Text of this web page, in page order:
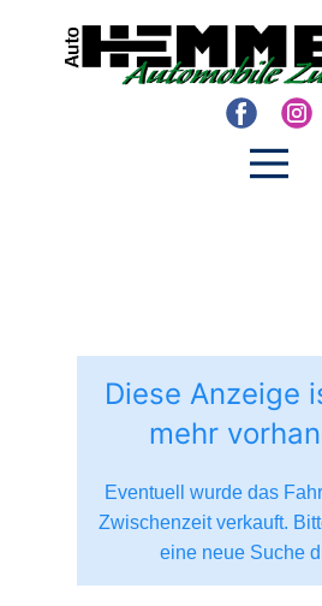
Diese Anzeige
mehr
Eventuell wurde das
Zwischenzeit verkauft.
eine neue Suche